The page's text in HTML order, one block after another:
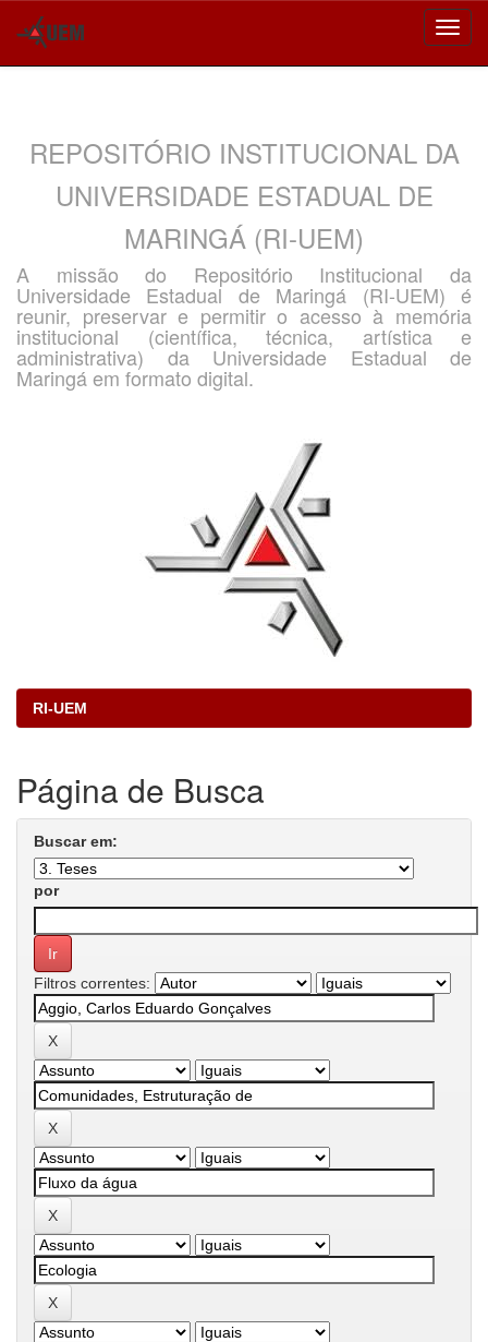
REPOSITÓRIO INSTITUCIONAL DA
UNIVERSIDADE ESTADUAL DE
MARINGÁ (RI-UEM)
A missão do Repositório Institucional da
Universidade Estadual de Maringá (RI-UEM) é
reunir, preservar e permitir o acesso à memória
institucional (científica, técnica, artística e
administrativa) da Universidade Estadual de
Maringá em formato digital.
RI-UEM
Página de Busca
Buscar em:
por
Filtros correntes: